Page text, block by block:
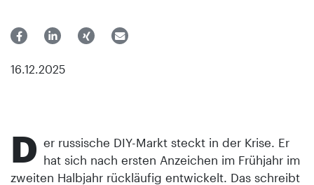
16.12.2025
D er russische DIY-Markt steckt in der Krise. Er
hat sich nach ersten Anzeichen im Frühjahr im
zweiten Halbjahr rückläufig entwickelt. Das schreibt